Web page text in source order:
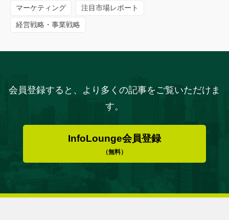
マーケティング 注目市場レポート
経営戦略・事業戦略
会員登録すると、より多くの記事をご覧いただけま
す。
InfoLounge会員登録
（無料）